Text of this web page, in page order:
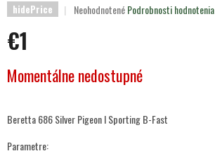
hidePrice
Priemerné
z
NeohodnotenéPodrobnosti hodnotenia
€1
cena:
Momentálne nedostupné
Beretta 686 Silver Pigeon I Sporting B-Fast
Parametre: